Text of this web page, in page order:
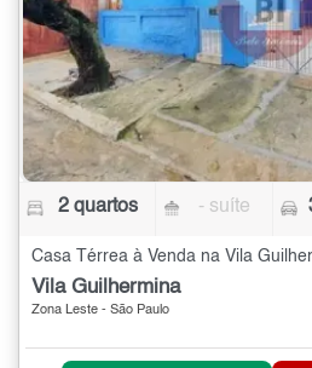
2 quartos - suíte
Vila Guilhermina
Zona Leste - São Paulo